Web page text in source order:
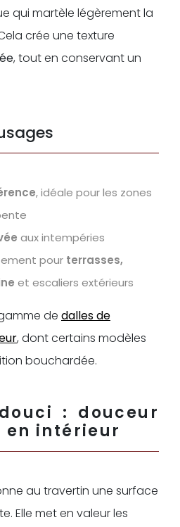
qui martèle légèrement la
crée une texture
, tout en conservant un
, idéale pour les zones
aux intempéries
pour terrasses,
et escaliers extérieurs
de dalles de
, dont certains modèles
bouchardée.
: douceur
en intérieur
au travertin une surface
Elle met en valeur les